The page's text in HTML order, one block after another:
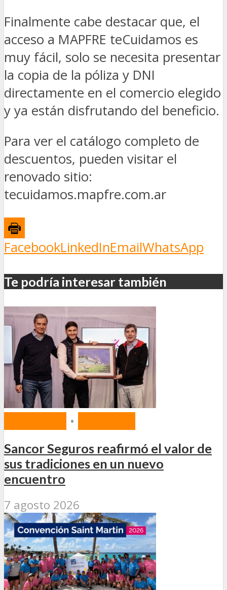
Finalmente cabe destacar que, el
acceso a MAPFRE teCuidamos es
muy fácil, solo se necesita presentar
la copia de la póliza y DNI
directamente en el comercio elegido
y ya están disfrutando del beneficio.
Para ver el catálogo completo de
descuentos, pueden visitar el
renovado sitio:
tecuidamos.mapfre.com.ar
FacebookLinkedInEmailWhatsApp
Te podría interesar también
•
Sancor Seguros reafirmó el valor de
sus tradiciones en un nuevo
encuentro
7 agosto 2026